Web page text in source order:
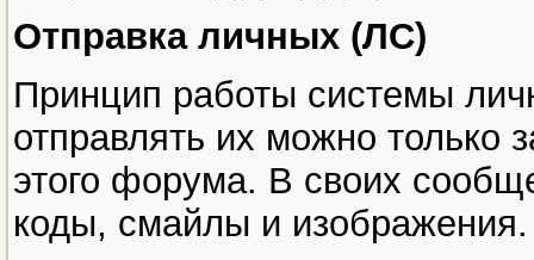
Отправка личных (ЛС)
Принцип работы системы
отправлять их можно только
этого форума. В своих
коды, смайлы и изображения.